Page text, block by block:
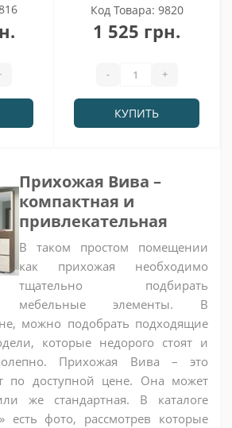
Код Товара: 9820
1 525 грн.
- +
КУПИТЬ
Прихожая Вива –
компактная и
привлекательная
В таком простом помещении
как прихожая необходимо
тщательно подбирать
мебельные элементы. В
можно подобрать подходящие
которые недорого стоят и
Прихожая Вива – это
по доступной цене. Она может
же стандартная. В каталоге
» есть фото, рассмотрев которые